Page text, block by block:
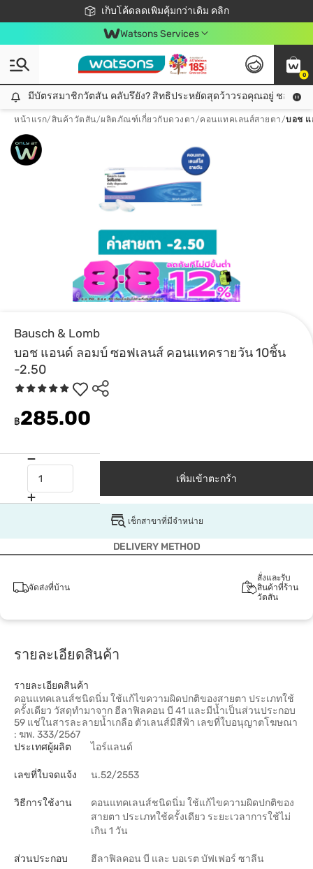
เก็บโค้ดลดเพิ่มคุ้มกว่าเดิม คลิก
ชอปออนไลน์ครั้งแรก ลดเพิ่มจุก ๆ 10%! 🎉
📦ส่งฟรี! เมื่อชอป 499฿
สมาชิกวัตสัน คลับดียังไง?
Watsons Services
0
มีบัตรสมาชิกวัตสัน คลับรึยัง? สิทธิประหยัดสุดว้าวรอคุณอยู่ ชอปคุ้มกว่าเดิม คลิก!
มีบัตรสมาชิกวัตสัน คลับรึยัง? สิทธิประหยัดสุดว้าวรอคุณอยู่ ชอปคุ้มก
หน้าแรก/สินค้าวัตสัน/ผลิตภัณฑ์เกี่ยวกับดวงตา/คอนแทคเลนส์สายตา/บอช แ
Bausch & Lomb
บอช แอนด์ ลอมบ์ ซอฟเลนส์ คอนแทครายวัน 10ชิ้น
-2.50
฿285.00
เพิ่มเข้าตะกร้า
เช็กสาขาที่มีจำหน่าย
DELIVERY METHOD
จัดส่งที่บ้าน
สั่งและรับ
สินค้าที่ร้าน
วัตสัน
รายละเอียดสินค้า
รายละเอียดสินค้า
คอนแทคเลนส์ชนิดนิ่ม ใช้แก้ไขความผิดปกติของสายตา ประเภทใช้
ครั้งเดียว วัสดุทำมาจาก ฮีลาฟิลคอน บี 41 และมีน้ำเป็นส่วนประกอบ
59 แช่ในสารละลายน้ำเกลือ ตัวเลนส์มีสีฟ้า เลขที่ใบอนุญาตโฆษณา
: ฆพ. 333/2567
ประเทศผู้ผลิต
ไอร์แลนด์
เลขที่ใบจดแจ้ง น.52/2553
วิธีการใช้งาน
คอนแทคเลนส์ชนิดนิ่ม ใช้แก้ไขความผิดปกติของ
สายตา ประเภทใช้ครั้งเดียว ระยะเวลาการใช้ไม่
เกิน 1 วัน
ส่วนประกอบ ฮีลาฟิลคอน บี และ บอเรต บัฟเฟอร์ ซาลีน